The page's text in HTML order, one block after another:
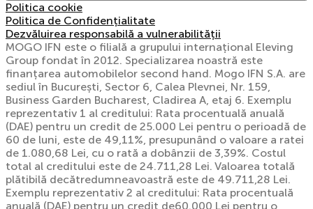
Politica cookie
Politica de Confidențialitate
Dezvăluirea responsabilă a vulnerabilității
MOGO IFN este o filială a grupului internațional Eleving
Group fondat în 2012. Specializarea noastră este
finanțarea automobilelor second hand. Mogo IFN S.A. are
sediul în București, Sector 6, Calea Plevnei, Nr. 159,
Business Garden Bucharest, Cladirea A, etaj 6. Exemplu
reprezentativ 1 al creditului: Rata procentuală anuală
(DAE) pentru un credit de 25.000 Lei pentru o perioadă de
60 de luni, este de 49,11%, presupunând o valoare a ratei
de 1.080,68 Lei, cu o rată a dobânzii de 3,39%. Costul
total al creditului este de 24.711,28 Lei. Valoarea totală
plătibilă decătredumneavoastră este de 49.711,28 Lei.
Exemplu reprezentativ 2 al creditului: Rata procentuală
anuală (DAE) pentru un credit de60.000 Lei pentru o